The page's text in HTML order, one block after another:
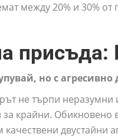
между 20% и 30%
присъда:
но с агресивно
не търпи неразумни
крайни. Обикновено
качествени двустайни